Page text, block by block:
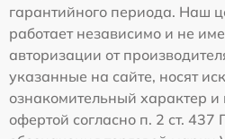
гарантийного периода. Наш
работает независимо и не
авторизации от
указанные на сайте, носят
ознакомительный характер
офертой согласно п. 2 ст.